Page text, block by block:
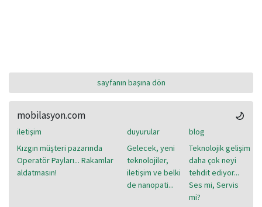
sayfanın başına dön
mobilasyon.com
iletişim duyurular
blog
Kızgın müşteri pazarında
Operatör Payları... Rakamlar
aldatmasın!
Gelecek, yeni
teknolojiler,
iletişim ve belki
de nanopati...
Teknolojik gelişim
daha çok neyi
tehdit ediyor...
Ses mi, Servis
mi?